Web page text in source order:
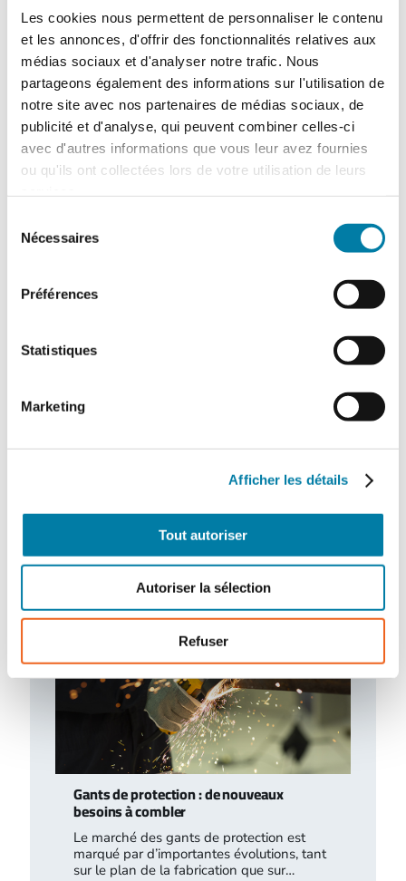
Les cookies nous permettent de personnaliser le contenu
et les annonces, d'offrir des fonctionnalités relatives aux
médias sociaux et d'analyser notre trafic. Nous
partageons également des informations sur l'utilisation de
notre site avec nos partenaires de médias sociaux, de
publicité et d'analyse, qui peuvent combiner celles-ci
avec d'autres informations que vous leur avez fournies
ou qu'ils ont collectées lors de votre utilisation de leurs
Nécessaires
Préférences
Statistiques
Marketing
Afficher les détails
Tout autoriser
Autoriser la sélection
Refuser
Continuez votre lecture…
Abonnez-vous !
Je m’abonne
Si vous êtes déjà abonné,
Actualités
Gants de protection : de nouveaux
besoins à combler
Le marché des gants de protection est
marqué par d’importantes évolutions, tant
sur le plan de la fabrication que sur…